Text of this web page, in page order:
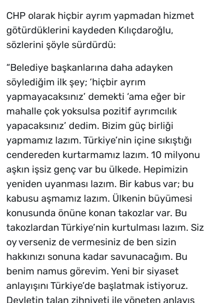
CHP olarak hiçbir ayrım yapmadan hizmet
götürdüklerini kaydeden Kılıçdaroğlu,
sözlerini şöyle sürdürdü:
“Belediye başkanlarına daha adayken
söylediğim ilk şey; ‘hiçbir ayrım
yapmayacaksınız’ demekti ‘ama eğer bir
mahalle çok yoksulsa pozitif ayrımcılık
yapacaksınız’ dedim. Bizim güç birliği
yapmamız lazım. Türkiye’nin içine sıkıştığı
cendereden kurtarmamız lazım. 10 milyonu
aşkın işsiz genç var bu ülkede. Hepimizin
yeniden uyanması lazım. Bir kabus var; bu
kabusu aşmamız lazım. Ülkenin büyümesi
konusunda önüne konan takozlar var. Bu
takozlardan Türkiye’nin kurtulması lazım. Siz
oy verseniz de vermesiniz de ben sizin
hakkınızı sonuna kadar savunacağım. Bu
benim namus görevim. Yeni bir siyaset
anlayışını Türkiye’de başlatmak istiyoruz.
Devletin talan zihniyeti ile yöneten anlayış